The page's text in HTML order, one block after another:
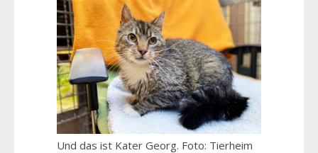
Und das ist Kater Georg. Foto: Tierheim